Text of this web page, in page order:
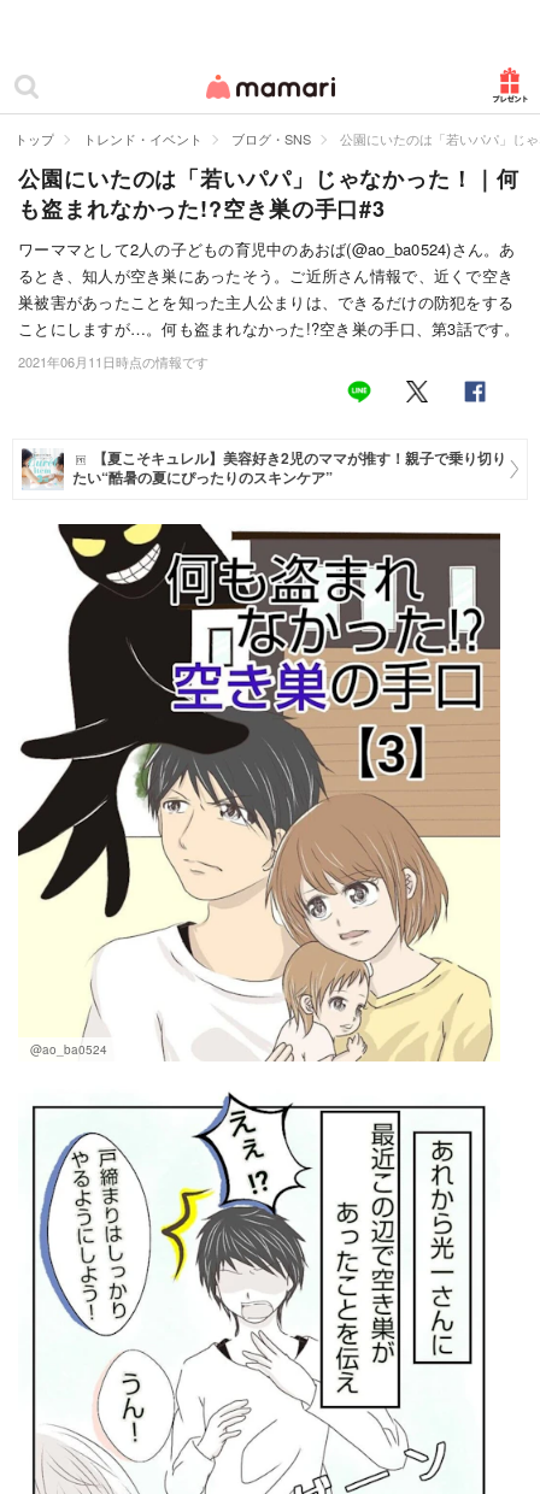
ママリ
カテゴリー一覧
妊娠
出産
赤ちゃん・育児
子育て・家族
お仕事
住まい
マネー
トレンド・イベント
トップ トレンド・イベント ブログ・SNS 公園にいたのは「若いパパ」じ
公園にいたのは「若いパパ」じゃなかった！｜何
も盗まれなかった!?空き巣の手口#3
ワーママとして2人の子どもの育児中のあおば(@ao_ba0524)さん。あ
るとき、知人が空き巣にあったそう。ご近所さん情報で、近くで空き
巣被害があったことを知った主人公まりは、できるだけの防犯をする
ことにしますが…。何も盗まれなかった!?空き巣の手口、第3話です。
2021年06月11日時点の情報です
【夏こそキュレル】美容好き2児のママが推す！親子で乗り切り
たい“酷暑の夏にぴったりのスキンケア”
@ao_ba0524